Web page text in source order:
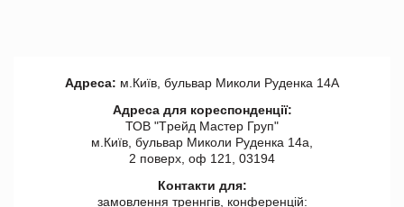
Адреса: м.Київ, бульвар Миколи Руденка 14А
Адреса для кореспонденції:
ТОВ "Tрейд Мастер Груп"
м.Київ, бульвар Миколи Руденка 14а,
2 поверх, оф 121, 03194
Контакти для:
замовлення треннгів, конференцій: